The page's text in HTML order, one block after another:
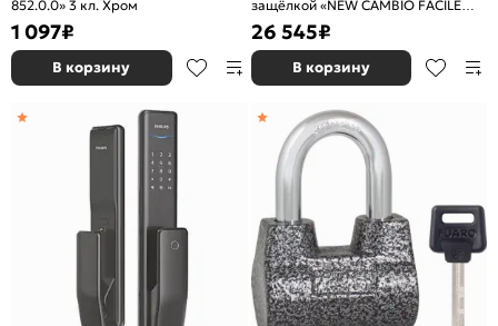
852.0.0» 3 кл. Хром
1 097₽
В корзину
защёлкой «NEW CAMBIO FACILE
57.685.48» (тех. упаковка), ключ 64
мм Хром
26 545₽
В корзину